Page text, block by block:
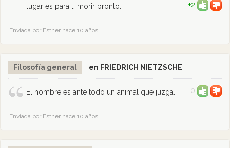
lugar es para ti morir pronto.
+2
Enviada por Esther hace 10 años
Filosofía general en FRIEDRICH NIETZSCHE
El hombre es ante todo un animal que juzga. 0
Enviada por Esther hace 10 años